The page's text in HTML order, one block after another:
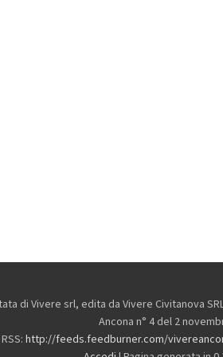
di Vivere srl, edita da Vivere Civitanova
Ancona n° 4 del 2
RSS: http://feeds.feedburner.com/